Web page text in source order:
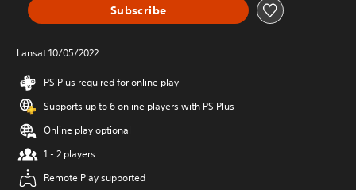
Subscribe
Lansat 10/05/2022
PS Plus required for online play
Supports up to 6 online players with PS Plus
Online play optional
1 - 2 players
Remote Play supported